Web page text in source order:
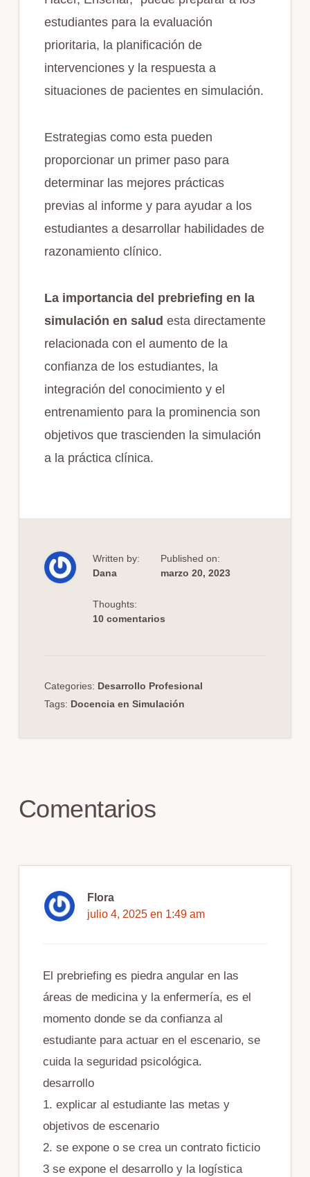
estudiantes para la evaluación
prioritaria, la planificación de
intervenciones y la respuesta a
situaciones de pacientes en simulación.
Estrategias como esta pueden
proporcionar un primer paso para
determinar las mejores prácticas
previas al informe y para ayudar a los
estudiantes a desarrollar habilidades de
razonamiento clínico.
La importancia del prebriefing en la
simulación en salud esta directamente
relacionada con el aumento de la
confianza de los estudiantes, la
integración del conocimiento y el
entrenamiento para la prominencia son
objetivos que trascienden la simulación
a la práctica clínica.
Written by:
Dana
Published on:
marzo 20, 2023
Thoughts:
10 comentarios
Categories: Desarrollo Profesional
Tags: Docencia en Simulación
Comentarios
Flora
julio 4, 2025 en 1:49 am
El prebriefing es piedra angular en las
áreas de medicina y la enfermería, es el
momento donde se da confianza al
estudiante para actuar en el escenario, se
cuida la seguridad psicológica.
desarrollo
1. explicar al estudiante las metas y
objetivos de escenario
2. se expone o se crea un contrato ficticio
3 se expone el desarrollo y la logística